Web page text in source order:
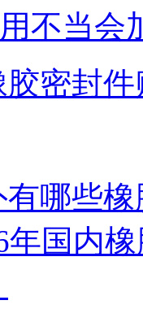
不当会
密封
有哪些
年国内